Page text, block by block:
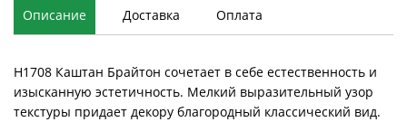
Описание Доставка Оплата
H1708 Каштан Брайтон сочетает в себе естественность и
изысканную эстетичность. Мелкий выразительный узор
текстуры придает декору благородный классический вид.